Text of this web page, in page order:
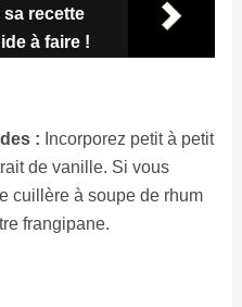
recette
à faire !
: Incorporez petit à petit
de vanille. Si vous
cuillère à soupe de rhum
frangipane.